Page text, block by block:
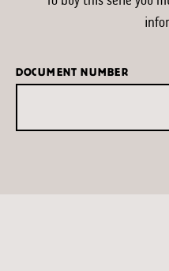
DOCUMENT NUMBER